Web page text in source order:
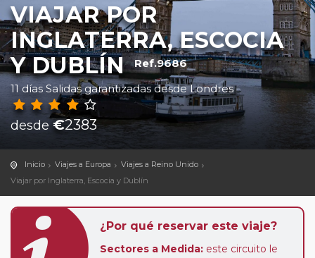
VIAJAR POR
INGLATERRA, ESCOCIA
Y DUBLÍN Ref.9686
11 días Salidas garantizadas desde Londres
desde €2383
Inicio Viajes a Europa
Viajes a Reino Unido
Viajar por Inglaterra, Escocia y Dublín
¿Por qué reservar este viaje?
Sectores a Medida: este circuito le